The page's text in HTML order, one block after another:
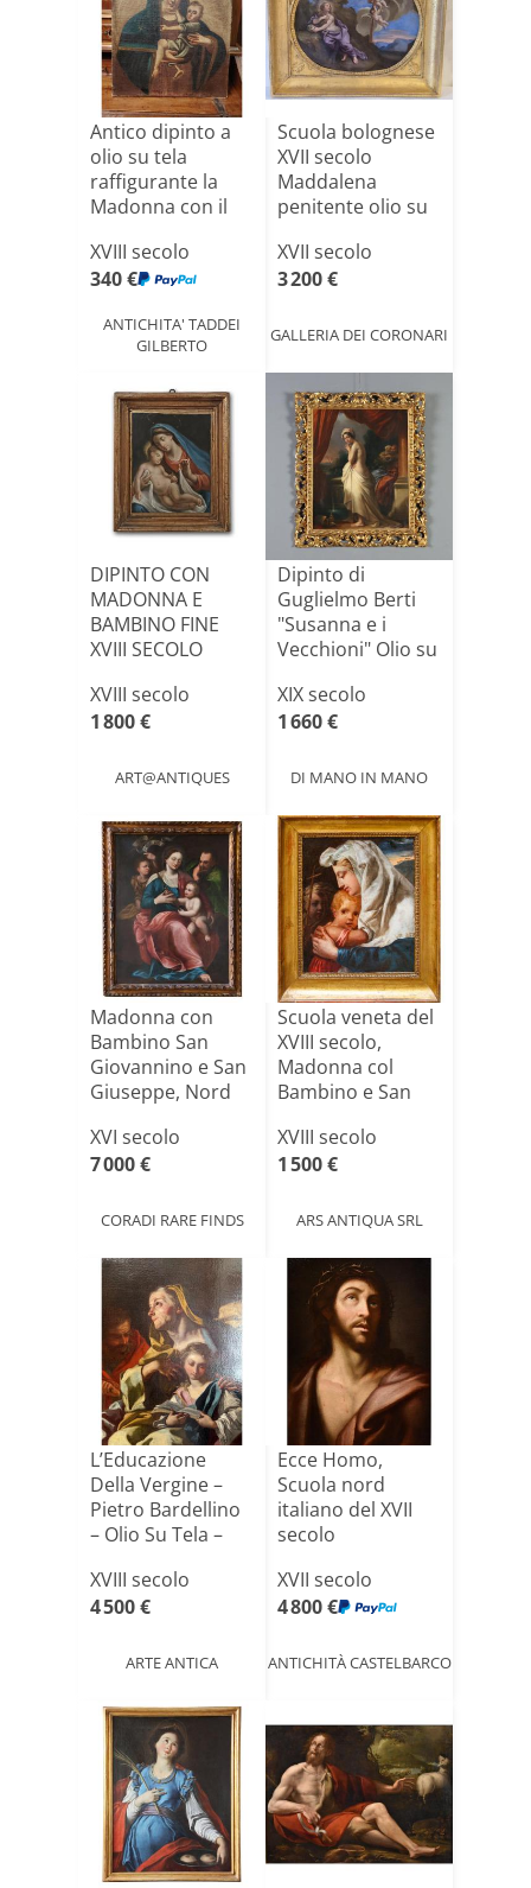
Antico dipinto a
olio su tela
raffigurante la
Madonna con il
XVIII secolo
340 €
ANTICHITA' TADDEI
GILBERTO
Scuola bolognese
XVII secolo
Maddalena
penitente olio su
XVII secolo
3 200 €
GALLERIA DEI CORONARI
DIPINTO CON
MADONNA E
BAMBINO FINE
XVIII SECOLO
XVIII secolo
1 800 €
ART@ANTIQUES
Dipinto di
Guglielmo Berti
"Susanna e i
Vecchioni" Olio su
XIX secolo
1 660 €
DI MANO IN MANO
Madonna con
Bambino San
Giovannino e San
Giuseppe, Nord
XVI secolo
7 000 €
CORADI RARE FINDS
Scuola veneta del
XVIII secolo,
Madonna col
Bambino e San
XVIII secolo
1 500 €
ARS ANTIQUA SRL
L’Educazione
Della Vergine –
Pietro Bardellino
– Olio Su Tela –
XVIII secolo
4 500 €
ARTE ANTICA
Ecce Homo,
Scuola nord
italiano del XVII
secolo
XVII secolo
4 800 €
ANTICHITÀ CASTELBARCO